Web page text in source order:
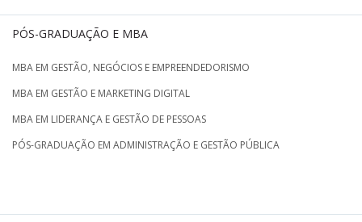
PÓS-GRADUAÇÃO E MBA
MBA EM GESTÃO, NEGÓCIOS E EMPREENDEDORISMO
MBA EM GESTÃO E MARKETING DIGITAL
MBA EM LIDERANÇA E GESTÃO DE PESSOAS
PÓS-GRADUAÇÃO EM ADMINISTRAÇÃO E GESTÃO PÚBLICA